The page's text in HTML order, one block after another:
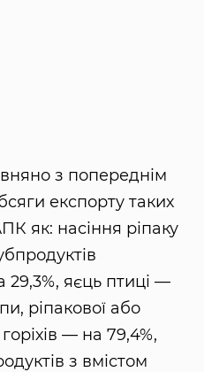
з попереднім
експорту таких
як: насіння ріпаку
яєць птиці —
ріпакової або
— на 79,4%,
з вмістом